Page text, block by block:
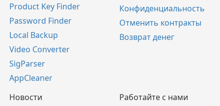
Product Key Finder
Password Finder
Local Backup
Video Converter
SigParser
AppCleaner
Конфиденциальность
Отменить контракты
Возврат денег
Новости Работайте с нами